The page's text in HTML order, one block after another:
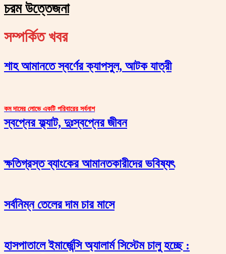
চরম উত্তেজনা
সম্পর্কিত খবর
শাহ আমানতে স্বর্ণের ক্যাপসুল, আটক যাত্রী
কম দামের লোভে একটি পরিবারের সর্বনাশ
স্বপ্নের ফ্ল্যাট, দুঃস্বপ্নের জীবন
ক্ষতিগ্রস্ত ব্যাংকের আমানতকারীদের ভবিষ্যৎ
সর্বনিম্ন তেলের দাম চার মাসে
হাসপাতালে ইমার্জেন্সি অ্যালার্ম সিস্টেম চালু হচ্ছে :